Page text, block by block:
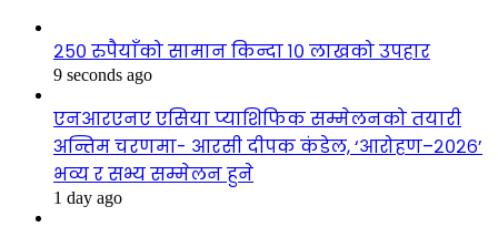
२५० रुपैयाँको सामान किन्दा १० लाखको उपहार
9 seconds ago
एनआरएनए एसिया प्याशिफिक सम्मेलनको तयारी
अन्तिम चरणमा- आरसी दीपक कंडेल, ‘आरोहण–२०२६’
भव्य र सभ्य सम्मेलन हुने
1 day ago